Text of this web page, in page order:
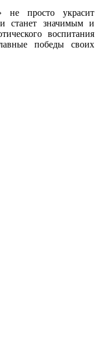
не просто украсит
станет значимым и
воспитания
победы своих